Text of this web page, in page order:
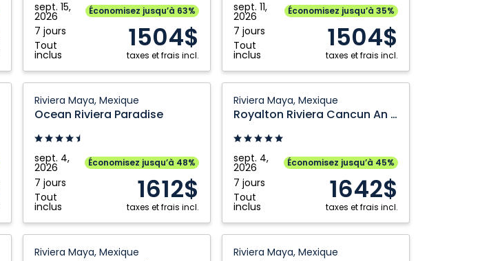
Kelowna
Montréal
Winnipeg
sept. 15,
2026
7 jours
Tout
inclus
Économisez jusqu’à 63%
1504$
taxes et frais incl.
Vallarta,
Mexique
sept. 11,
2026
7 jours
Tout
inclus
Économisez jusqu’à 35%
1504$
taxes et frais incl.
Puerto
Vallarta,
Mexique
Riviera Maya, Mexique
Ocean Riviera Paradise
sept. 4,
2026
7 jours
Tout
inclus
Économisez jusqu’à 48%
1612$
taxes et frais incl.
Riviera
Paradise:
Riviera
Maya,
Mexique
Riviera Maya, Mexique
Royalton Riviera Cancun An Autograph Collection All Inclusive Resort and Casino
sept. 4,
2026
7 jours
Tout
inclus
Économisez jusqu’à 45%
1642$
taxes et frais incl.
Riviera
Cancun
An
Autograph
Collection
Inclusive
Resort
and
Casino:
Riviera Maya, Mexique Riviera Maya, Mexique